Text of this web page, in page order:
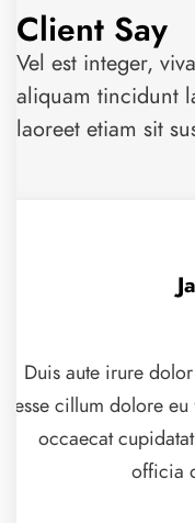
Client Say
Vel est integer,
aliquam tincidunt
laoreet etiam sit
Duis aute irure
esse cillum dolore
occaecat
officia